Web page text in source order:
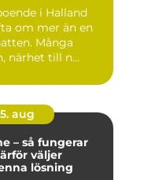
i Halland
om mer än en
Många
närhet till n...
aug
– så fungerar
väljer
lösning